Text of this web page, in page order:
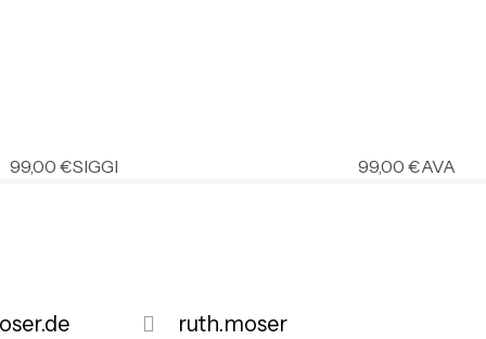
99,00 €SIGGI 99,00 €AVA
ruth.moser